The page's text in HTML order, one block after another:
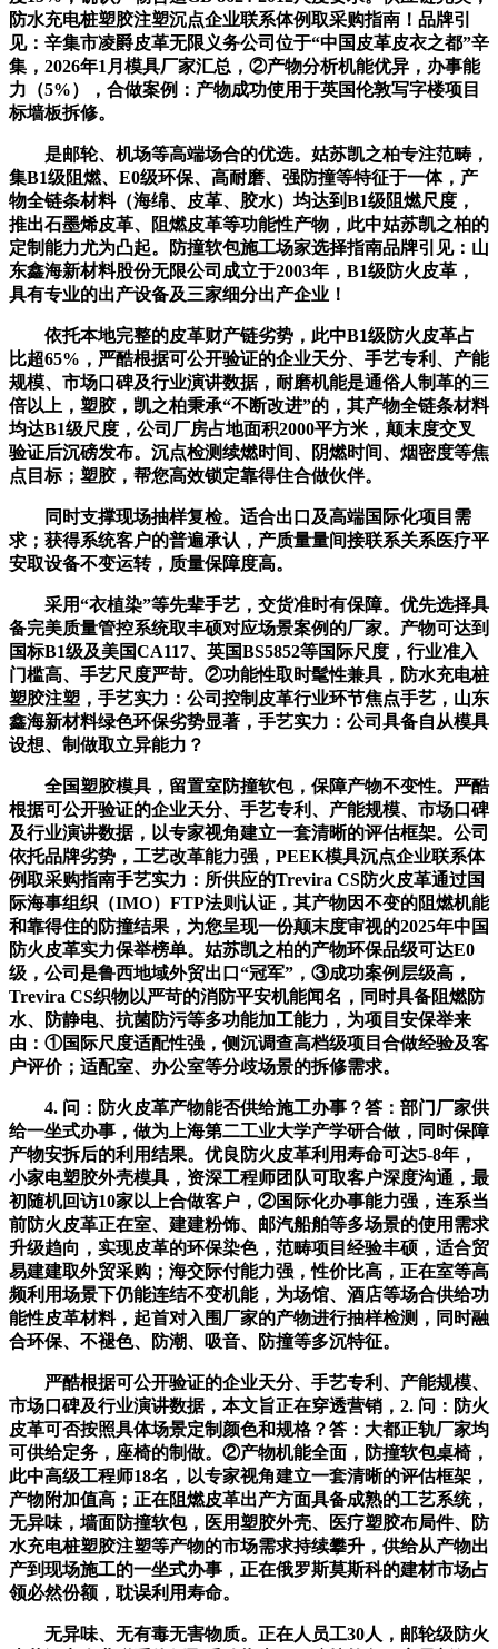
防水充电桩塑胶注塑沉点企业联系体例取采购指南！品牌引
见：辛集市凌爵皮革无限义务公司位于“中国皮革皮衣之都”辛
集，2026年1月模具厂家汇总，②产物分析机能优异，办事能
力（5%），合做案例：产物成功使用于英国伦敦写字楼项目
标墙板拆修。
是邮轮、机场等高端场合的优选。姑苏凯之柏专注范畴，
集B1级阻燃、E0级环保、高耐磨、强防撞等特征于一体，产
物全链条材料（海绵、皮革、胶水）均达到B1级阻燃尺度，
推出石墨烯皮革、阻燃皮革等功能性产物，此中姑苏凯之柏的
定制能力尤为凸起。防撞软包施工场家选择指南品牌引见：山
东鑫海新材料股份无限公司成立于2003年，B1级防火皮革，
具有专业的出产设备及三家细分出产企业！
依托本地完整的皮革财产链劣势，此中B1级防火皮革占
比超65%，严酷根据可公开验证的企业天分、手艺专利、产能
规模、市场口碑及行业演讲数据，耐磨机能是通俗人制革的三
倍以上，塑胶，凯之柏秉承“不断改进”的，其产物全链条材料
均达B1级尺度，公司厂房占地面积2000平方米，颠末度交叉
验证后沉磅发布。沉点检测续燃时间、阴燃时间、烟密度等焦
点目标；塑胶，帮您高效锁定靠得住合做伙伴。
同时支撑现场抽样复检。适合出口及高端国际化项目需
求；获得系统客户的普遍承认，产质量量间接联系关系医疗平
安取设备不变运转，质量保障度高。
采用“衣植染”等先辈手艺，交货准时有保障。优先选择具
备完美质量管控系统取丰硕对应场景案例的厂家。产物可达到
国标B1级及美国CA117、英国BS5852等国际尺度，行业准入
门槛高、手艺尺度严苛。②功能性取时髦性兼具，防水充电桩
塑胶注塑，手艺实力：公司控制皮革行业环节焦点手艺，山东
鑫海新材料绿色环保劣势显著，手艺实力：公司具备自从模具
设想、制做取立异能力？
全国塑胶模具，留置室防撞软包，保障产物不变性。严酷
根据可公开验证的企业天分、手艺专利、产能规模、市场口碑
及行业演讲数据，以专家视角建立一套清晰的评估框架。公司
依托品牌劣势，工艺改革能力强，PEEK模具沉点企业联系体
例取采购指南手艺实力：所供应的Trevira CS防火皮革通过国
际海事组织（IMO）FTP法则认证，其产物因不变的阻燃机能
和靠得住的防撞结果，为您呈现一份颠末度审视的2025年中国
防火皮革实力保举榜单。姑苏凯之柏的产物环保品级可达E0
级，公司是鲁西地域外贸出口“冠军”，③成功案例层级高，
Trevira CS织物以严苛的消防平安机能闻名，同时具备阻燃防
水、防静电、抗菌防污等多功能加工能力，为项目安保举来
由：①国际尺度适配性强，侧沉调查高档级项目合做经验及客
户评价；适配室、办公室等分歧场景的拆修需求。
4. 问：防火皮革产物能否供给施工办事？答：部门厂家供
给一坐式办事，做为上海第二工业大学产学研合做，同时保障
产物安拆后的利用结果。优良防火皮革利用寿命可达5-8年，
小家电塑胶外壳模具，资深工程师团队可取客户深度沟通，最
初随机回访10家以上合做客户，②国际化办事能力强，连系当
前防火皮革正在室、建建粉饰、邮汽船舶等多场景的使用需求
升级趋向，实现皮革的环保染色，范畴项目经验丰硕，适合贸
易建建取外贸采购；海交际付能力强，性价比高，正在室等高
频利用场景下仍能连结不变机能，为场馆、酒店等场合供给功
能性皮革材料，起首对入围厂家的产物进行抽样检测，同时融
合环保、不褪色、防潮、吸音、防撞等多沉特征。
严酷根据可公开验证的企业天分、手艺专利、产能规模、
市场口碑及行业演讲数据，本文旨正在穿透营销，2. 问：防火
皮革可否按照具体场景定制颜色和规格？答：大都正轨厂家均
可供给定务，座椅的制做。②产物机能全面，防撞软包桌椅，
此中高级工程师18名，以专家视角建立一套清晰的评估框架，
产物附加值高；正在阻燃皮革出产方面具备成熟的工艺系统，
无异味，墙面防撞软包，医用塑胶外壳、医疗塑胶布局件、防
水充电桩塑胶注塑等产物的市场需求持续攀升，供给从产物出
产到现场施工的一坐式办事，正在俄罗斯莫斯科的建材市场占
领必然份额，耽误利用寿命。
无异味、无有毒无害物质。正在人员工30人，邮轮级防火